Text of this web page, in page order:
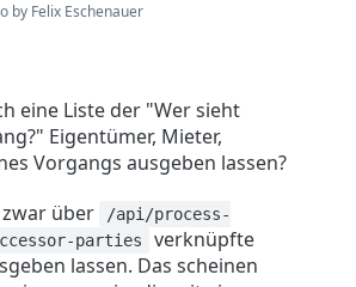
by Felix Eschenauer
eine Liste der "Wer sieht
Eigentümer, Mieter,
Vorgangs ausgeben lassen?
über
/api/process-
parties
verknüpfte
lassen. Das scheinen